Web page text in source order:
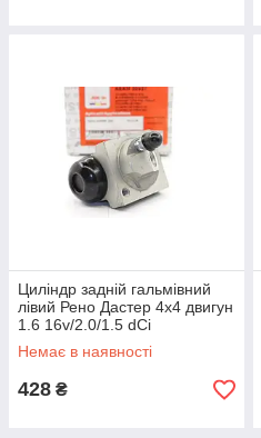
Циліндр задній гальмівний
лівий Рено Дастер 4x4 двигун
1.6 16v/2.0/1.5 dCi
починаючи з 2011 ASAM
-30927
Немає в наявності
428 ₴